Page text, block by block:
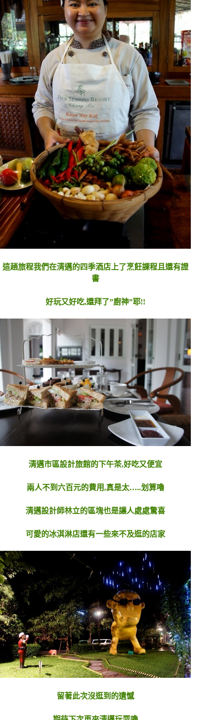
這趟旅程我們在清邁的四季酒店上了烹飪課程且還有證
書
好玩又好吃,還拜了”廚神”耶!!
清邁市區設計旅館的下午茶,好吃又便宜
兩人不到六百元的費用,真是太…..划算嚕
清邁設計師林立的區塊也是讓人處處驚喜
可愛的冰淇淋店還有一些來不及逛的店家
留著此次沒逛到的遺憾